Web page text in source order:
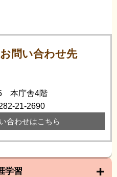
問い合わせ先
本庁舎4階
21-2690
合わせはこちら
学習